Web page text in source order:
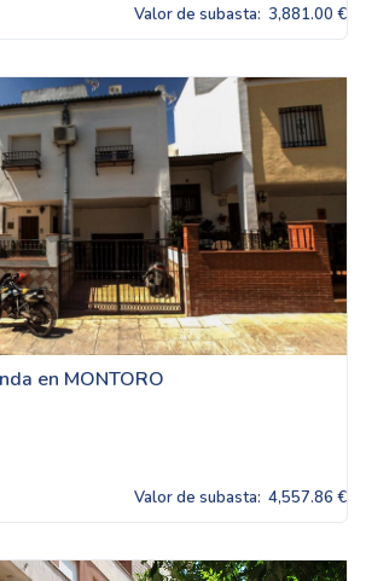
Valor de subasta: 3,881.00 €
en MONTORO
Valor de subasta: 4,557.86 €